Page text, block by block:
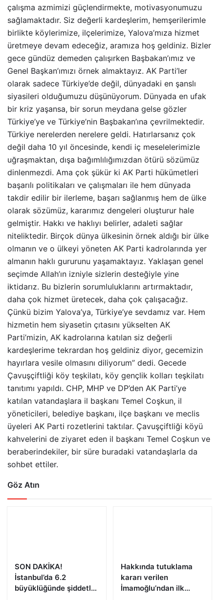
çalışma azmimizi güçlendirmekte, motivasyonumuzu
sağlamaktadır. Siz değerli kardeşlerim, hemşerilerimle
birlikte köylerimize, ilçelerimize, Yalova’mıza hizmet
üretmeye devam edeceğiz, aramıza hoş geldiniz. Bizler
gece gündüz demeden çalışırken Başbakan’ımız ve
Genel Başkan’ımızı örnek almaktayız. AK Parti’ler
olarak sadece Türkiye’de değil, dünyadaki en şanslı
siyasileri olduğumuzu düşünüyorum. Dünyada en ufak
bir kriz yaşansa, bir sorun meydana gelse gözler
Türkiye’ye ve Türkiye’nin Başbakan’ına çevrilmektedir.
Türkiye nerelerden nerelere geldi. Hatırlarsanız çok
değil daha 10 yıl öncesinde, kendi iç meselelerimizle
uğraşmaktan, dışa bağımlılığımızdan ötürü sözümüz
dinlenmezdi. Ama çok şükür ki AK Parti hükümetleri
başarılı politikaları ve çalışmaları ile hem dünyada
takdir edilir bir ilerleme, başarı sağlanmış hem de ülke
olarak sözümüz, kararımız dengeleri oluşturur hale
gelmiştir. Hakkı ve haklıyı belirler, adaleti sağlar
niteliktedir. Birçok dünya ülkesinin örnek aldığı bir ülke
olmanın ve o ülkeyi yöneten AK Parti kadrolarında yer
almanın haklı gururunu yaşamaktayız. Yaklaşan genel
seçimde Allah’ın izniyle sizlerin desteğiyle yine
iktidarız. Bu bizlerin sorumluluklarını artırmaktadır,
daha çok hizmet üretecek, daha çok çalışacağız.
Çünkü bizim Yalova’ya, Türkiye’ye sevdamız var. Hem
hizmetin hem siyasetin çıtasını yükselten AK
Parti’mizin, AK kadrolarına katılan siz değerli
kardeşlerime tekrardan hoş geldiniz diyor, gecemizin
hayırlara vesile olmasını diliyorum” dedi. Gecede
Çavuşçiftliği köy teşkilatı, köy gençlik kolları teşkilatı
tanıtımı yapıldı. CHP, MHP ve DP’den AK Parti’ye
katılan vatandaşlara il başkanı Temel Coşkun, il
yöneticileri, belediye başkanı, ilçe başkanı ve meclis
üyeleri AK Parti rozetlerini taktılar. Çavuşçiftliği köyü
kahvelerini de ziyaret eden il başkanı Temel Coşkun ve
beraberindekiler, bir süre buradaki vatandaşlarla da
sohbet ettiler.
Göz Atın
SON DAKİKA!
İstanbul’da 6.2
büyüklüğünde şiddetli
Hakkında tutuklama
kararı verilen
İmamoğlu’ndan ilk